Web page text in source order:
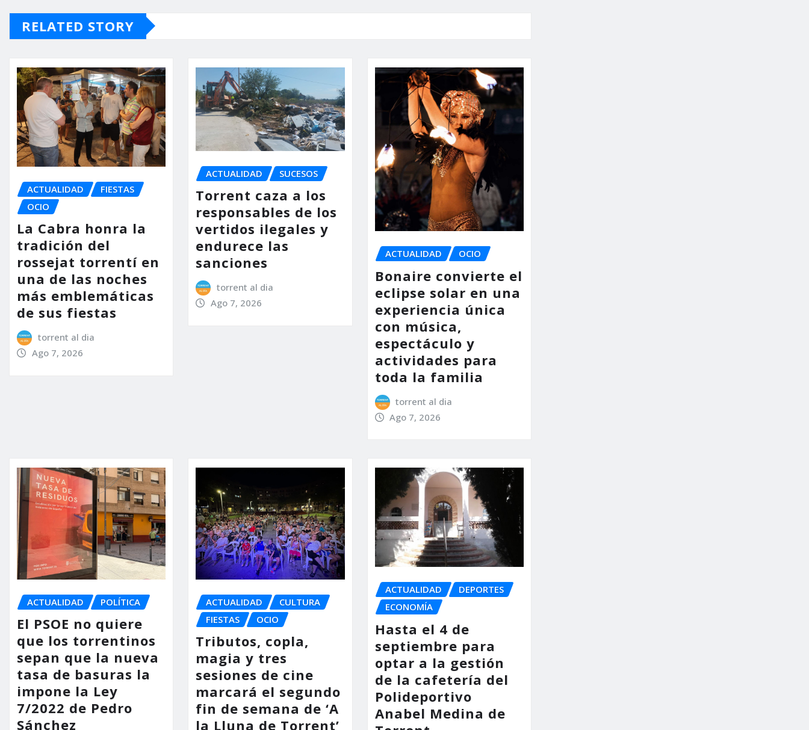
RELATED STORY
ACTUALIDAD
FIESTAS
OCIO
La Cabra honra la
tradición del
rossejat torrentí en
una de las noches
más emblemáticas
de sus fiestas
torrent al dia
Ago 7, 2026
ACTUALIDAD SUCESOS
Torrent caza a los
responsables de los
vertidos ilegales y
endurece las
sanciones
torrent al dia
Ago 7, 2026
ACTUALIDAD OCIO
Bonaire convierte el
eclipse solar en una
experiencia única
con música,
espectáculo y
actividades para
toda la familia
torrent al dia
Ago 7, 2026
ACTUALIDAD POLÍTICA
El PSOE no quiere
que los torrentinos
sepan que la nueva
tasa de basuras la
impone la Ley
7/2022 de Pedro
Sánchez
ACTUALIDAD
CULTURA
FIESTAS
OCIO
Tributos, copla,
magia y tres
sesiones de cine
marcará el segundo
fin de semana de ‘A
la Lluna de Torrent’
ACTUALIDAD
DEPORTES
ECONOMÍA
Hasta el 4 de
septiembre para
optar a la gestión
de la cafetería del
Polideportivo
Anabel Medina de